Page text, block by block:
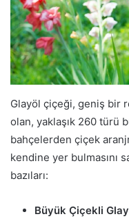
Glayöl çiçeği, geniş bir
olan, yaklaşık 260 türü
bahçelerden çiçek
kendine yer bulmasını
bazıları:
Büyük Çiçekli